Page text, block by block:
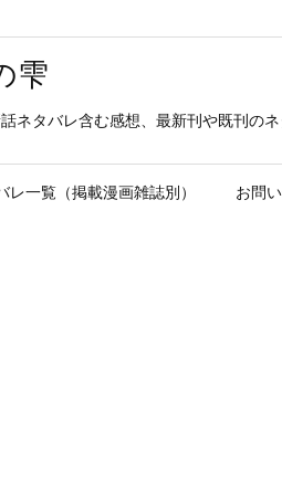
雫
ネタバレ含む感想、最新刊や既刊の
レ一覧（掲載漫画雑誌別） お問